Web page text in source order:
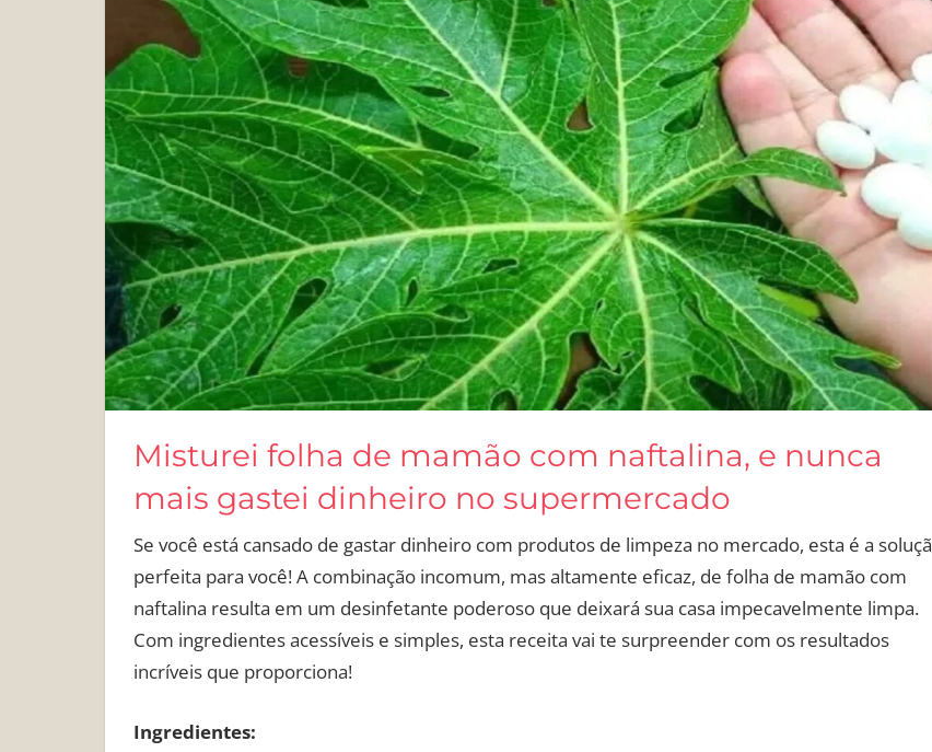
Misturei folha de mamão com naftalina, e nunca
mais gastei dinheiro no supermercado
Se você está cansado de gastar dinheiro com produtos de limpeza no mercado, esta é a
perfeita para você! A combinação incomum, mas altamente eficaz, de folha de mamão com
naftalina resulta em um desinfetante poderoso que deixará sua casa impecavelmente limpa.
Com ingredientes acessíveis e simples, esta receita vai te surpreender com os resultados
incríveis que proporciona!
Ingredientes: